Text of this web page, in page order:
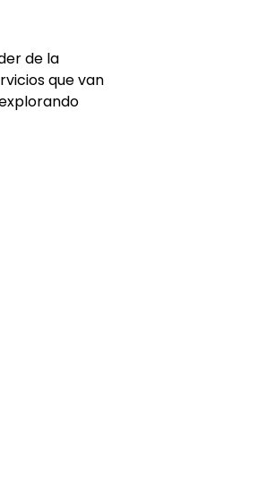
de la
que van